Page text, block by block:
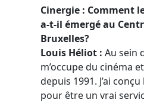
Cinergie : Comment
a-t-il émergé au
Bruxelles?
Louis Héliot : Au sein
m’occupe du cinéma
depuis 1991. J’ai
pour être un vrai